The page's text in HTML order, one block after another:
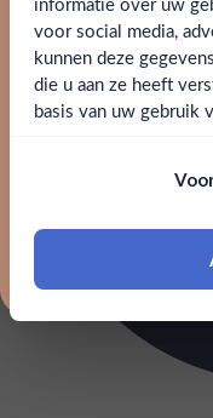
Ben
Ja
18 jaar of
voor social media,
kunnen deze
die u aan ze heeft
basis van uw gebruik